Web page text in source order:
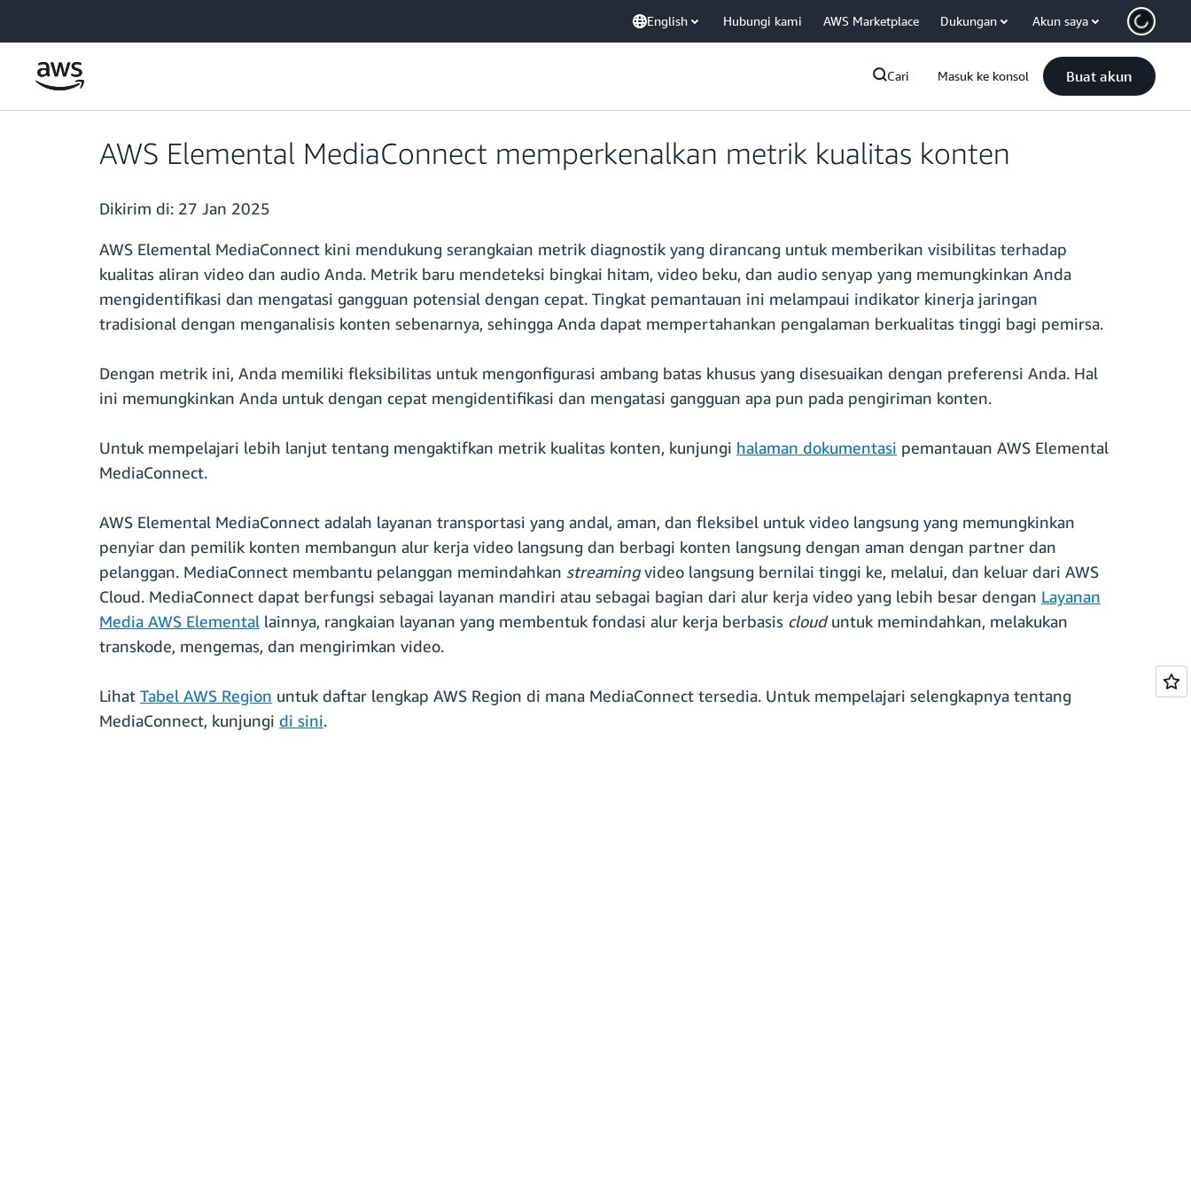
English Hubungi kami AWS Marketplace Dukungan Akun saya
Cari Masuk ke konsol Buat akun
AWS Elemental MediaConnect memperkenalkan metrik kualitas konten
Dikirim di: 27 Jan 2025
AWS Elemental MediaConnect kini mendukung serangkaian metrik diagnostik yang dirancang untuk memberikan visibilitas terhadap
kualitas aliran video dan audio Anda. Metrik baru mendeteksi bingkai hitam, video beku, dan audio senyap yang memungkinkan Anda
mengidentifikasi dan mengatasi gangguan potensial dengan cepat. Tingkat pemantauan ini melampaui indikator kinerja jaringan
tradisional dengan menganalisis konten sebenarnya, sehingga Anda dapat mempertahankan pengalaman berkualitas tinggi bagi pemirsa.
Dengan metrik ini, Anda memiliki fleksibilitas untuk mengonfigurasi ambang batas khusus yang disesuaikan dengan preferensi Anda. Hal
ini memungkinkan Anda untuk dengan cepat mengidentifikasi dan mengatasi gangguan apa pun pada pengiriman konten.
Untuk mempelajari lebih lanjut tentang mengaktifkan metrik kualitas konten, kunjungi halaman dokumentasi pemantauan AWS Elemental
MediaConnect.
AWS Elemental MediaConnect adalah layanan transportasi yang andal, aman, dan fleksibel untuk video langsung yang memungkinkan
penyiar dan pemilik konten membangun alur kerja video langsung dan berbagi konten langsung dengan aman dengan partner dan
pelanggan. MediaConnect membantu pelanggan memindahkan streamingvideo langsung bernilai tinggi ke, melalui, dan keluar dari AWS
Cloud. MediaConnect dapat berfungsi sebagai layanan mandiri atau sebagai bagian dari alur kerja video yang lebih besar dengan Layanan
Media AWS Elemental lainnya, rangkaian layanan yang membentuk fondasi alur kerja berbasis clouduntuk memindahkan, melakukan
transkode, mengemas, dan mengirimkan video.
Lihat Tabel AWS Region untuk daftar lengkap AWS Region di mana MediaConnect tersedia. Untuk mempelajari selengkapnya tentang
MediaConnect, kunjungi di sini.